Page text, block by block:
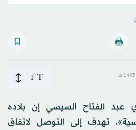
T
T
عبد الفتاح السيسي إن بلاده
تهدف إلى التوصل لاتفاق